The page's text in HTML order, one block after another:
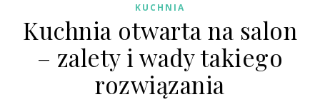
KUCHNIA
Kuchnia otwarta na salon
– zalety i wady takiego
rozwiązania